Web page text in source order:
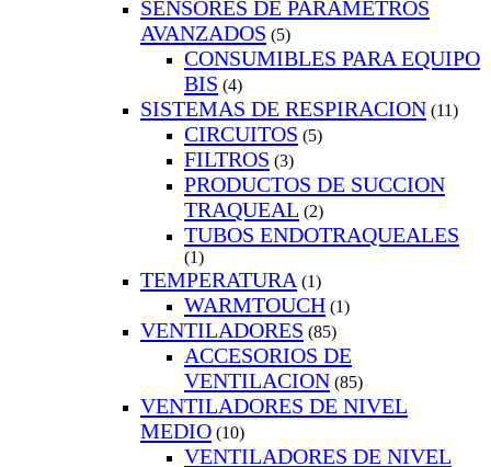
SENSORES DE PARAMETROS
AVANZADOS (5)
CONSUMIBLES PARA EQUIPO
BIS (4)
SISTEMAS DE RESPIRACION (11)
CIRCUITOS (5)
FILTROS (3)
PRODUCTOS DE SUCCION
TRAQUEAL (2)
TUBOS ENDOTRAQUEALES
(1)
TEMPERATURA (1)
WARMTOUCH (1)
VENTILADORES (85)
ACCESORIOS DE
VENTILACION (85)
VENTILADORES DE NIVEL
MEDIO (10)
VENTILADORES DE NIVEL